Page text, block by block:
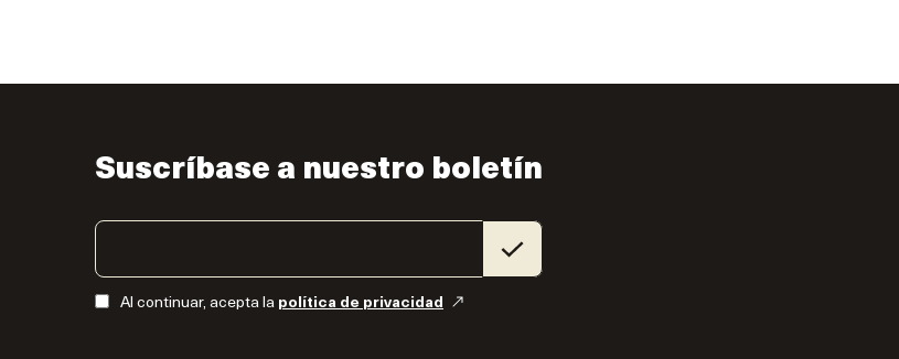
Suscríbase a nuestro boletín
Al continuar, acepta la política de privacidad